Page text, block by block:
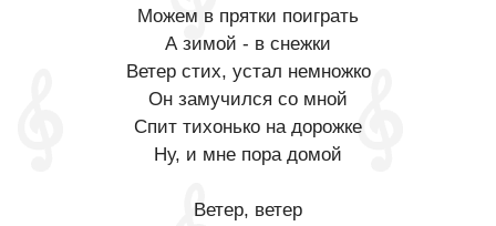
Можем в прятки поиграть
А зимой - в снежки
Ветер стих, устал немножко
Он замучился со мной
Спит тихонько на дорожке
Ну, и мне пора домой
Ветер, ветер